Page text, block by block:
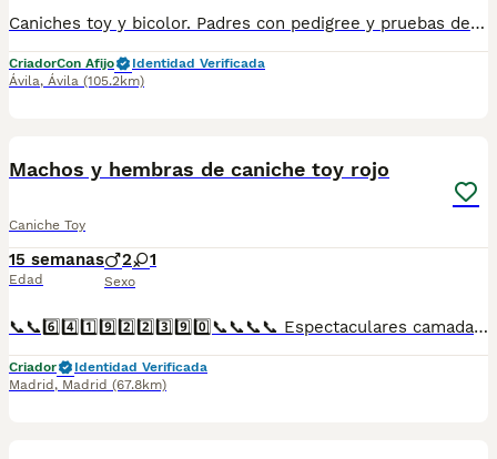
Caniches toy y bicolor. Padres con pedigree y pruebas de ADN. Perros probados con muy buen caracter y sociables. Cria familiar
CriadorCon Afijo
Identidad Verificada
Ávila, Ávila (105.2km)
Machos y hembras de caniche toy rojo
Caniche Toy
15 semanas
Edad
2 1
Sexo
📞📞6️⃣4️⃣1️⃣9️⃣2️⃣2️⃣3️⃣9️⃣0️⃣📞📞📞📞 Espectaculares camadas de perritos de machos y hembras de caniche toy pero corto y pelo largo nacionales descendientes de las mejores líneas de sangre. Disponibles tanto hembras como machos. Las camadas están bajo supervisión veterinaria desde su nacimiento hasta que son entregadas a su nueva familia. Criados por un equipo de profesionales y mejores personas que, con más de 20 años de experiencia , cuidan a los animales por vocación, aplicando una cría ética y responsable para que cada cachorro se desarrolle con la mejor salud y con un buen temperamento. Todos los cachorritos se entregan con unos dos meses y medio de edad y sus vacunas correspondientes, desparasitados interna y externamente, con certificado de salud, y garantía tanto por enfermedad vírica como congénito genética. Posibilidad de entregar en toda España mediante transporte propio preparado para animales y con chofer privado. Los precios pueden variar según las características y morfología de cada cachorro. Añádenos al whats app o llámanos, y encantados atenderemos todas tus dudas y consultas. Teléfono / Whats app: 641 92 23 90
Criador
Identidad Verificada
Madrid , Madrid (67.8km)